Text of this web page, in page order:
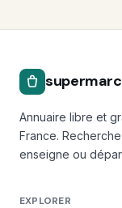
Annuaire libre et
France.
enseigne ou
EXPLORER